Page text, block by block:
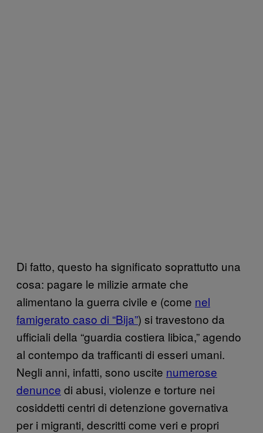
Di fatto, questo ha significato soprattutto una
cosa: pagare le milizie armate che
alimentano la guerra civile e (come nel
famigerato caso di “Bija”) si travestono da
ufficiali della “guardia costiera libica,” agendo
al contempo da trafficanti di esseri umani.
Negli anni, infatti, sono uscite numerose
denunce di abusi, violenze e torture nei
cosiddetti centri di detenzione governativa
per i migranti, descritti come veri e propri